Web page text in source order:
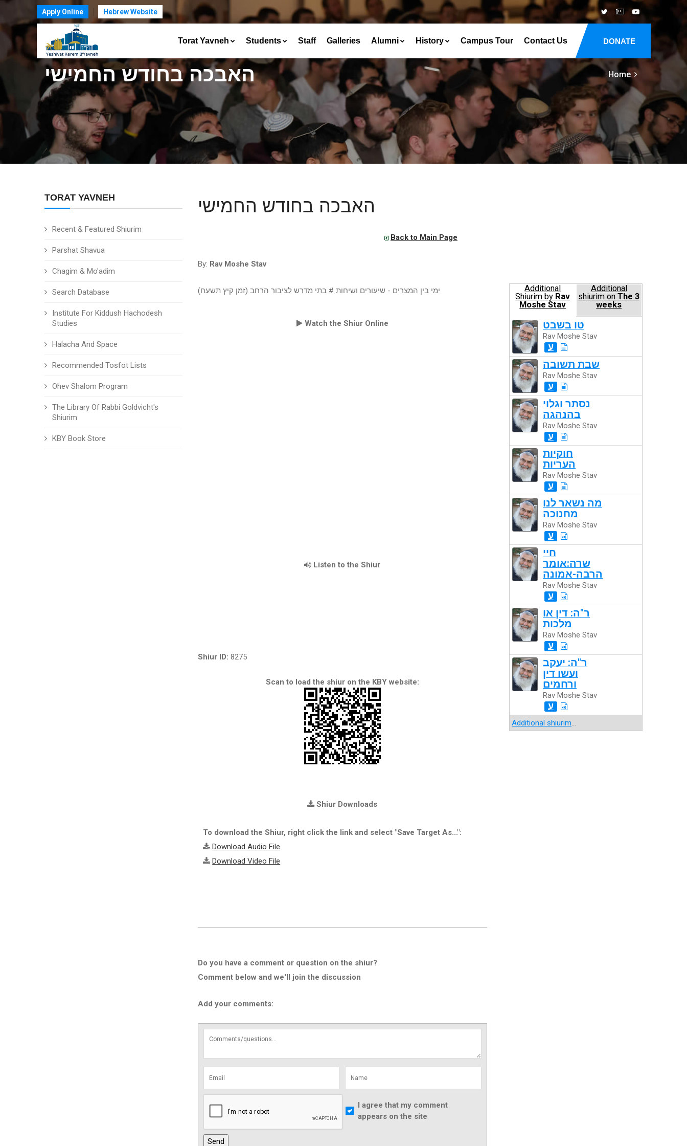
Apply Online Hebrew Website
DONATE
Torat Yavneh Students Staff Galleries Alumni History Campus Tour Contact Us
האבכה בחודש החמישי Home
TORAT YAVNEH
Recent & Featured Shiurim
Parshat Shavua
Chagim & Mo'adim
Search Database
Institute For Kiddush Hachodesh
Studies
Halacha And Space
Recommended Tosfot Lists
Ohev Shalom Program
The Library Of Rabbi Goldvicht's
Shiurim
KBY Book Store
האבכה בחודש החמישי
Back to Main Page
By: Rav Moshe Stav
ימי בין המצרים - שיעורים ושיחות # בתי מדרש לציבור הרחב (זמן קיץ תשעח)
Watch the Shiur Online
Listen to the Shiur
Shiur ID: 8275
Scan to load the shiur on the KBY website:
Shiur Downloads
To download the Shiur, right click the link and select "Save Target As...":
Download Audio File
Download Video File
Do you have a comment or question on the shiur?
Comment below and we'll join the discussion
Add your comments:
I agree that my comment
appears on the site
Additional
Shiurim by Rav
Moshe Stav
Additional
shiurim onThe 3
weeks
טו בשבט
Rav Moshe Stav
ע
שבת תשובה
Rav Moshe Stav
ע
נסתר וגלוי
בהנהגה
Rav Moshe Stav
ע
חוקיות
העריות
Rav Moshe Stav
ע
מה נשאר לנו
מחנוכה
Rav Moshe Stav
ע
חיי
שרה:אומר
הרבה-אמונה
Rav Moshe Stav
ע
ר"ה: דין או
מלכות
Rav Moshe Stav
ע
ר"ה: יעקב
ועשו דין
ורחמים
Rav Moshe Stav
ע
Additional shiurim...